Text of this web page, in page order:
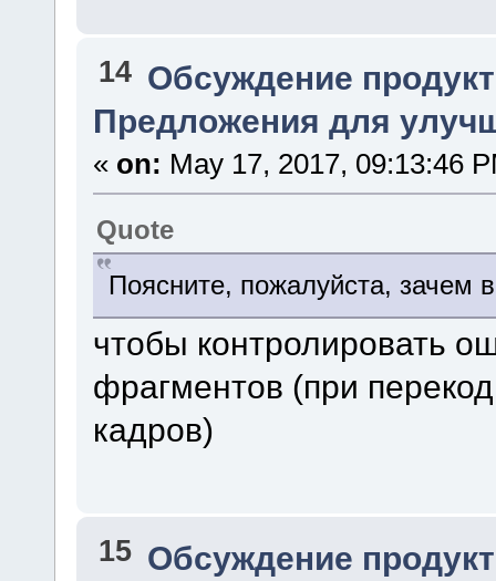
14 Обсуждение
Предложения для
« on: May 17, 2017, 09:13:46
Quote
Поясните, пожалуйста, зачем
чтобы контролировать
фрагментов (при
кадров)
15 Обсуждение